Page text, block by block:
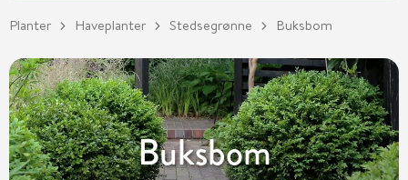
Planter Haveplanter Stedsegrønne Buksbom
Buksbom